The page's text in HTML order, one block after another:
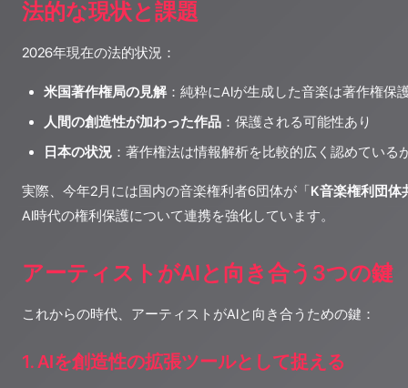
法的な現状と課題
2026年現在の法的状況：
米国著作権局の見解：純粋にAIが生成した音楽は著作権保
人間の創造性が加わった作品 ：保護される可能性あり
日本の状況 ：著作権法は情報解析を比較的広く認めている
実際、今年2月には国内の音楽権利者6団体が「K音楽権利団体
AI時代の権利保護について連携を強化しています。
アーティストがAIと向き合う3つの鍵
これからの時代、アーティストがAIと向き合うための鍵：
1. AIを創造性の拡張ツールとして捉える